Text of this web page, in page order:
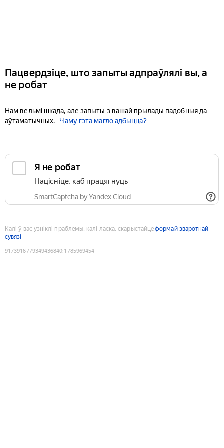
Пацвердзіце, што запыты адпраўлялі вы, а
не робат
Нам вельмі шкада, але запыты з вашай прылады падобныя да
аўтаматычных.
Чаму гэта магло адбыцца?
Я не робат
Націсніце, каб працягнуць
SmartCaptcha by Yandex Cloud
Калі ў вас узніклі праблемы, калі ласка, скарыстайцеформай зваротнай
сувязі
9173916779349436840:1785969454